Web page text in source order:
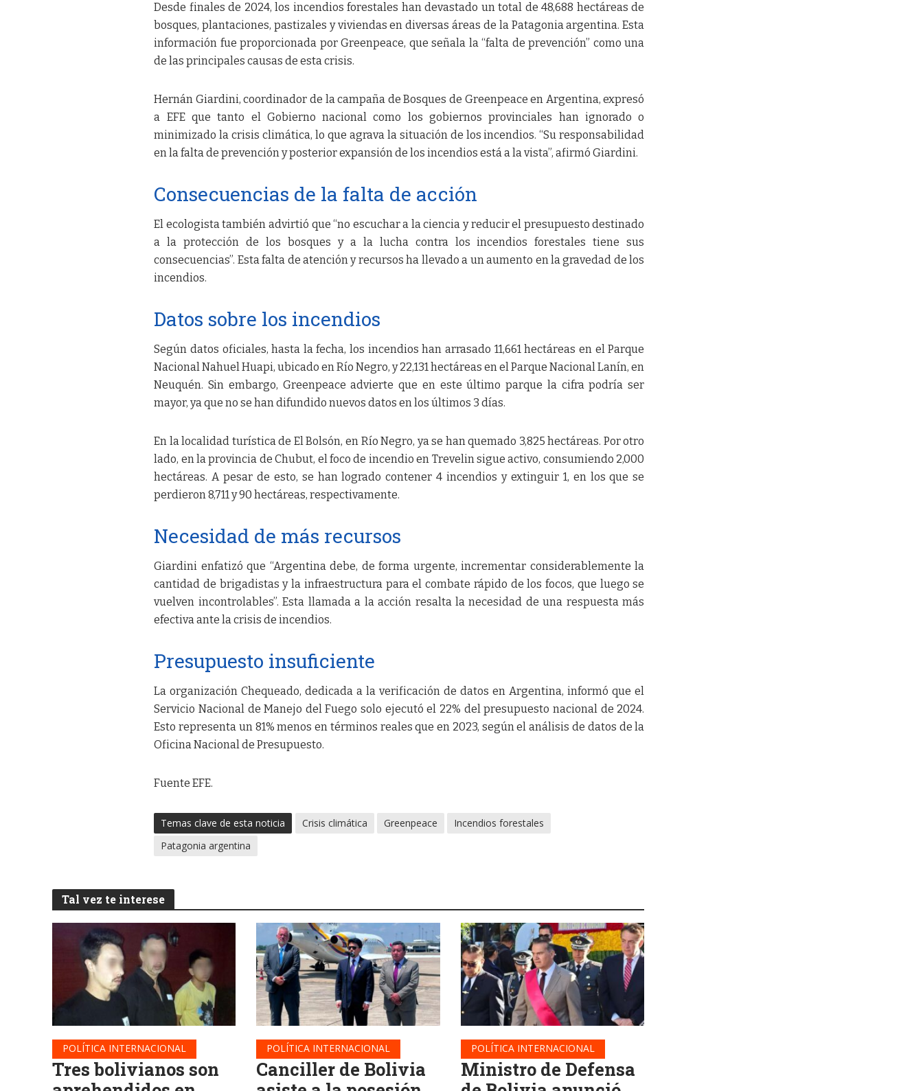
Desde finales de 2024, los incendios forestales han devastado un total de 48,688 hectáreas de
bosques, plantaciones, pastizales y viviendas en diversas áreas de la Patagonia argentina. Esta
información fue proporcionada por Greenpeace, que señala la “falta de prevención” como una
de las principales causas de esta crisis.
Hernán Giardini, coordinador de la campaña de Bosques de Greenpeace en Argentina, expresó
a EFE que tanto el Gobierno nacional como los gobiernos provinciales han ignorado o
minimizado la crisis climática, lo que agrava la situación de los incendios. “Su responsabilidad
en la falta de prevención y posterior expansión de los incendios está a la vista”, afirmó Giardini.
Consecuencias de la falta de acción
El ecologista también advirtió que “no escuchar a la ciencia y reducir el presupuesto destinado
a la protección de los bosques y a la lucha contra los incendios forestales tiene sus
consecuencias”. Esta falta de atención y recursos ha llevado a un aumento en la gravedad de los
incendios.
Datos sobre los incendios
Según datos oficiales, hasta la fecha, los incendios han arrasado 11,661 hectáreas en el Parque
Nacional Nahuel Huapi, ubicado en Río Negro, y 22,131 hectáreas en el Parque Nacional Lanín, en
Neuquén. Sin embargo, Greenpeace advierte que en este último parque la cifra podría ser
mayor, ya que no se han difundido nuevos datos en los últimos 3 días.
En la localidad turística de El Bolsón, en Río Negro, ya se han quemado 3,825 hectáreas. Por otro
lado, en la provincia de Chubut, el foco de incendio en Trevelin sigue activo, consumiendo 2,000
hectáreas. A pesar de esto, se han logrado contener 4 incendios y extinguir 1, en los que se
perdieron 8,711 y 90 hectáreas, respectivamente.
Necesidad de más recursos
Giardini enfatizó que “Argentina debe, de forma urgente, incrementar considerablemente la
cantidad de brigadistas y la infraestructura para el combate rápido de los focos, que luego se
vuelven incontrolables”. Esta llamada a la acción resalta la necesidad de una respuesta más
efectiva ante la crisis de incendios.
Presupuesto insuficiente
La organización Chequeado, dedicada a la verificación de datos en Argentina, informó que el
Servicio Nacional de Manejo del Fuego solo ejecutó el 22% del presupuesto nacional de 2024.
Esto representa un 81% menos en términos reales que en 2023, según el análisis de datos de la
Oficina Nacional de Presupuesto.
Fuente EFE.
Temas clave de esta noticia Crisis climática Greenpeace
Incendios forestales
Patagonia argentina
Tal vez te interese
POLÍTICA INTERNACIONAL
Tres bolivianos son
POLÍTICA INTERNACIONAL
Canciller de Bolivia
POLÍTICA INTERNACIONAL
Ministro de Defensa